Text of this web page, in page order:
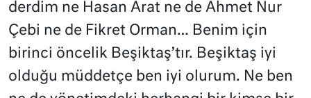
derdim ne Hasan Arat ne de Ahmet Nur
Çebi ne de Fikret Orman… Benim için
birinci öncelik Beşiktaş’tır. Beşiktaş iyi
olduğu müddetçe ben iyi olurum. Ne ben